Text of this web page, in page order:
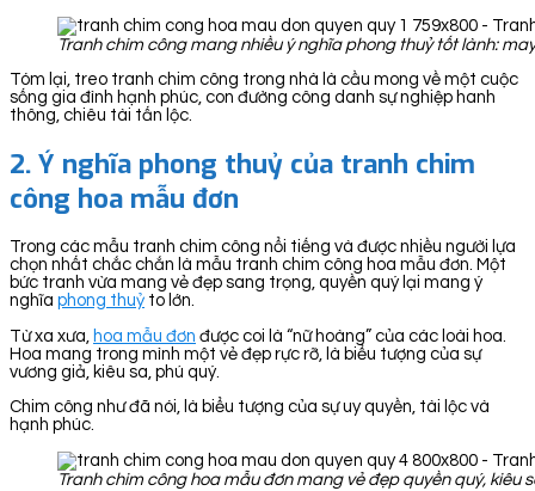
Tranh chim công mang nhiều ý nghĩa phong thuỷ tốt lành:
Tóm lại, treo tranh chim công trong nhà là cầu mong về một cuộc
sống gia đình hạnh phúc, con đường công danh sự nghiệp hanh
thông, chiêu tài tấn lộc.
2. Ý nghĩa phong thuỷ của tranh chim
công hoa mẫu đơn
Trong các mẫu tranh chim công nổi tiếng và được nhiều người lựa
chọn nhất chắc chắn là mẫu tranh chim công hoa mẫu đơn. Một
bức tranh vừa mang vẻ đẹp sang trọng, quyền quý lại mang ý
nghĩa phong thuỷ to lớn.
Từ xa xưa, hoa mẫu đơn được coi là “nữ hoàng” của các loài hoa.
Hoa mang trong mình một vẻ đẹp rực rỡ, là biểu tượng của sự
vương giả, kiêu sa, phú quý.
Chim công như đã nói, là biểu tượng của sự uy quyền, tài lộc và
hạnh phúc.
Tranh chim công hoa mẫu đơn mang vẻ đẹp quyền quý, kiêu